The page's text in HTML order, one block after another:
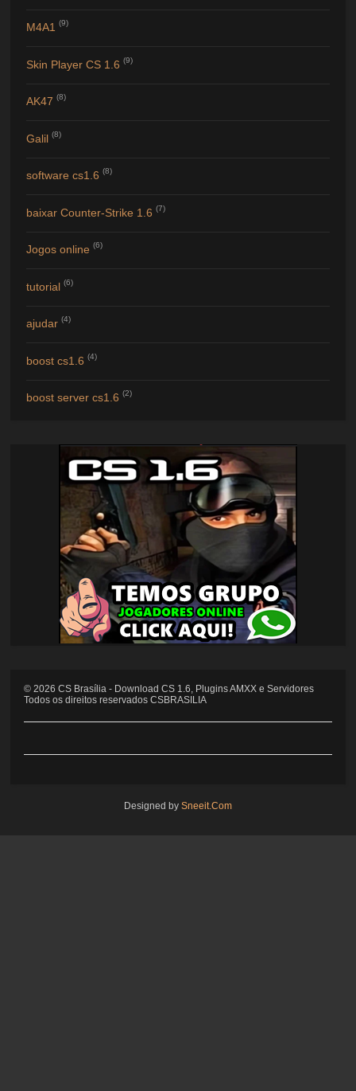
M4A1 (9)
Skin Player CS 1.6 (9)
AK47 (8)
Galil (8)
software cs1.6 (8)
baixar Counter-Strike 1.6 (7)
Jogos online (6)
tutorial (6)
ajudar (4)
boost cs1.6 (4)
boost server cs1.6 (2)
©2026 CS Brasília - Download CS 1.6, Plugins AMXX e Servidores
Todos os direitos reservados CSBRASILIA
Designed by Sneeit.Com